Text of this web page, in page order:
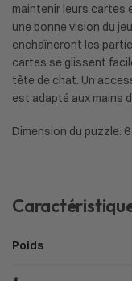
maintenir leurs cartes
une bonne vision du
enchaîneront les
cartes se glissent
tête de chat. Un
est adapté aux mains
Dimension du puzzle:
Poids